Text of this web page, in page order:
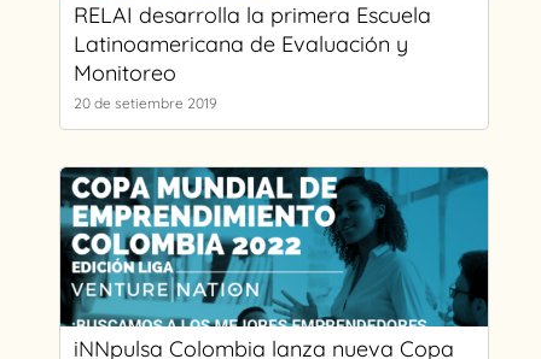
RELAI desarrolla la primera Escuela
Latinoamericana de Evaluación y
Monitoreo
20 de setiembre 2019
iNNpulsa Colombia lanza nueva Copa